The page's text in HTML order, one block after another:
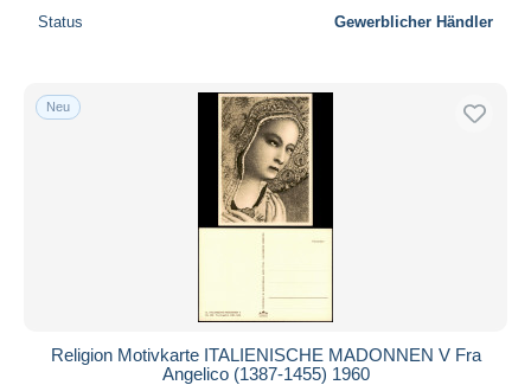
Status Gewerblicher Händler
Neu
Religion Motivkarte ITALIENISCHE MADONNEN V Fra
Angelico (1387-1455) 1960